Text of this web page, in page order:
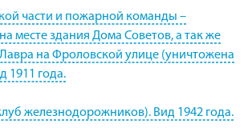
части и пожарной команды –
месте здания Дома Советов, а так же
на Фроловской улице (уничтожена
1911 года.
железнодорожников). Вид 1942 года.